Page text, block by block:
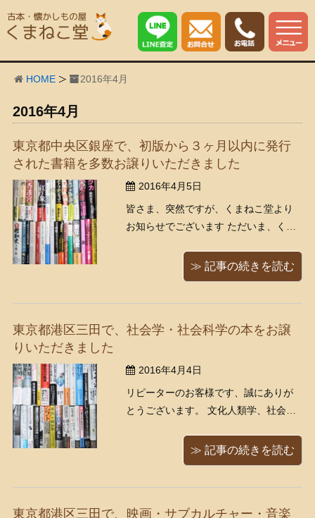
HOME 2016年4月
2016年4月
東京都中央区銀座で、初版から３ヶ月以内に発行
された書籍を多数お譲りいただきました
2016年4月5日
皆さま、突然ですが、くまねこ堂より
お知らせでございます ただいま、くま
ンペーンを実施中です 事前にお伝えい
ただければ、初版発売からの期間ごと
ひご利用ください！！ 詳細はくまねこ
≫ 記事の続きを読む
東京都港区三田で、社会学・社会科学の本をお譲
りいただきました
2016年4月4日
リピーターのお客様です、誠にありが
とうございます。 文化人類学、社会思
計学、人工知能など社会科学の本をお
譲りいただきました。 ここ1年以内に発
≫ 記事の続きを読む
東京都港区三田で、映画・サブカルチャー・音楽